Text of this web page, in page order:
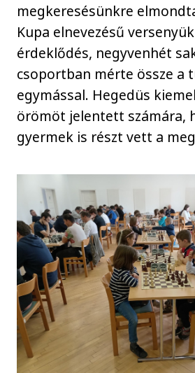
megkeresésünkre
Kupa elnevezésű
érdeklődés, negyvenhét
csoportban mérte össze a
egymással. Hegedüs
örömöt jelentett számára,
gyermek is részt vett a